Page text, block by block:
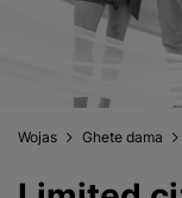
Wojas Ghete dama